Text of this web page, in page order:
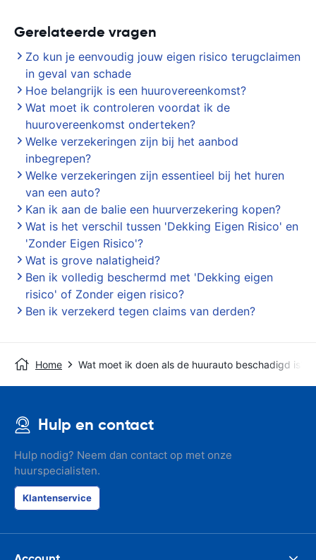
Gerelateerde vragen
Zo kun je eenvoudig jouw eigen risico terugclaimen
in geval van schade
Hoe belangrijk is een huurovereenkomst?
Wat moet ik controleren voordat ik de
huurovereenkomst onderteken?
Welke verzekeringen zijn bij het aanbod
inbegrepen?
Welke verzekeringen zijn essentieel bij het huren
van een auto?
Kan ik aan de balie een huurverzekering kopen?
Wat is het verschil tussen 'Dekking Eigen Risico' en
'Zonder Eigen Risico'?
Wat is grove nalatigheid?
Ben ik volledig beschermd met 'Dekking eigen
risico' of Zonder eigen risico?
Ben ik verzekerd tegen claims van derden?
Home Wat moet ik doen als de huurauto beschadigd is?
Hulp en contact
Hulp nodig? Neem dan contact op met onze
huurspecialisten.
Klantenservice